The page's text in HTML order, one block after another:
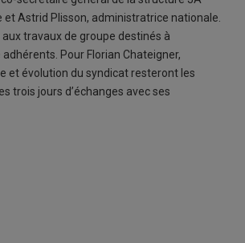
et Astrid Plisson, administratrice nationale.
travaux de groupe destinés à
Pour Florian Chateigner,
et évolution du syndicat resteront les
trois jours d’échanges avec ses